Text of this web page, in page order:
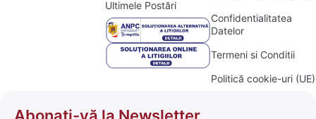
Ultimele Postări
Confidentialitatea
Datelor
Termeni si Conditii
Politică cookie-uri (UE)
Abonați-vă la Newsletter